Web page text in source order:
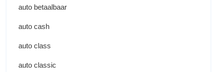
auto betaalbaar
auto cash
auto class
auto classic